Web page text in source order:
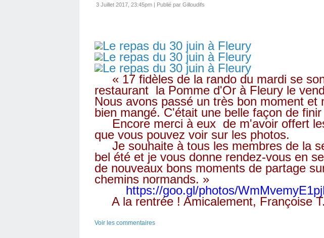
3 Juillet 2017, 23:45pm | Publié par Gilloudifs
« 17 fidèles de la rando du mardi se
restaurant la Pomme d'Or à Fleury le
Nous avons passé un très bon moment et
bien mangé. C'était une belle façon de
Encore merci à eux de m'avoir offert
que vous pouvez voir sur les photos.
Je souhaite à tous les membres de la
bel été et je vous donne rendez-vous en
de nouveaux bons moments de partage
chemins normands. »
https://goo.gl/photos/
A la rentrée ! Amicalement, Françoise T.
Voir les commentaires